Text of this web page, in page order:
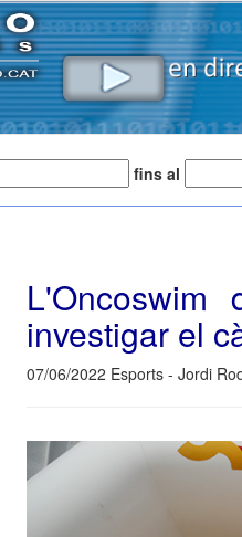
fins al
investigar el
07/06/2022 Esports - Jordi